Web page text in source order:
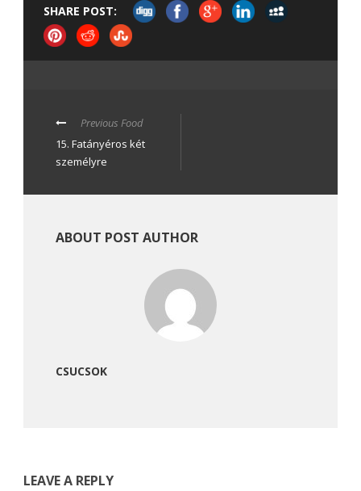
SHARE POST:
Previous Food
15. Fatányéros két
személyre
ABOUT POST AUTHOR
CSUCSOK
LEAVE A REPLY